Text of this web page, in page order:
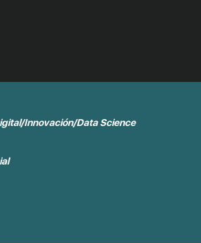
Innovación/Data Science